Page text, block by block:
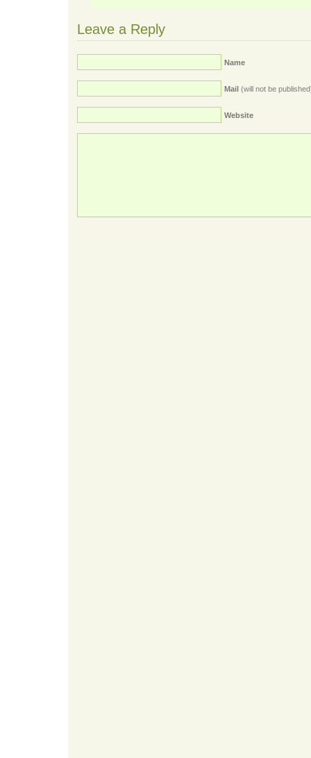
Leave a Reply
Name
Mail (will not be
Website